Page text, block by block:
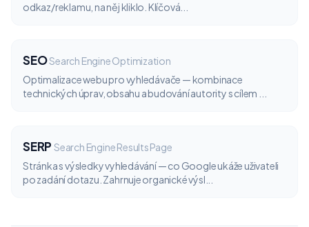
odkaz/reklamu, na něj kliklo. Klíčová...
SEOSearch Engine Optimization
Optimalizace webu pro vyhledávače — kombinace
technických úprav, obsahu a budování autority s cílem ...
SERP Search Engine Results Page
Stránka s výsledky vyhledávání — co Google ukáže uživateli
po zadání dotazu. Zahrnuje organické výsl...